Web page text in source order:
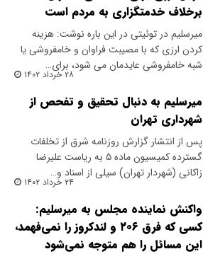
برخلاف خدمتگزاری به مردم است
میرسلیم در توئیتی در این باره نوشت: هزینه
کردن ارزی که با مصیبت فراوان و خامفروشی یا
شبه خامفروشی عایدمان می شود، برای…
۲۸ خرداد ۱۴۰۲
میرسلیم به دنبال تحقیق و تفحص از
شهرداری تهران
پس از انتشار گزارش روزنامه شرق از تخلفات
گسترده کمیسیون ماده ۵ به ریاست علیرضا
زاکانی (شهردار تهران) سیلی از اسناد و…
۲۴ خرداد ۱۴۰۲
واکنش نماینده مجلس به میرسلیم:
کسی که فرق ۲۰۶ و لندکروز را نمی‌فهمد،
این مسائل را هم متوجه نمی‌شود